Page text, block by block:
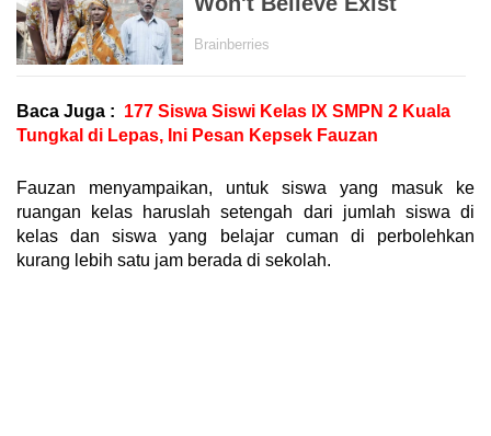
Baca Juga : 177 Siswa Siswi Kelas IX SMPN 2 Kuala
Tungkal di Lepas, Ini Pesan Kepsek Fauzan
Fauzan menyampaikan, untuk siswa yang masuk ke
ruangan kelas haruslah setengah dari jumlah siswa di
kelas dan siswa yang belajar cuman di perbolehkan
kurang lebih satu jam berada di sekolah.